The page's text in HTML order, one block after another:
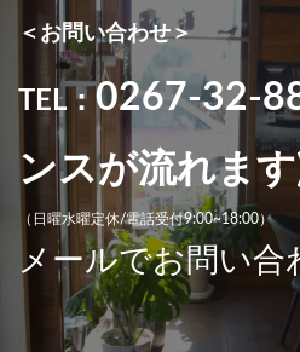
＜お問い合わせ＞
TEL： 0267-32-
ンスが流れます
（日曜水曜定休/電話受付9:00~18:00）
メールでお問い